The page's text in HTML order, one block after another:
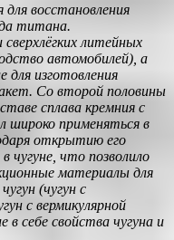
восстановления
титана.
сверхлёгких литейных
автомобилей), а
для изготовления
Со второй половины
сплава кремния с
широко применяться в
открытию его
чугуне, что позволило
материалы для
(чугун с
с вермикулярной
себе свойства чугуна и